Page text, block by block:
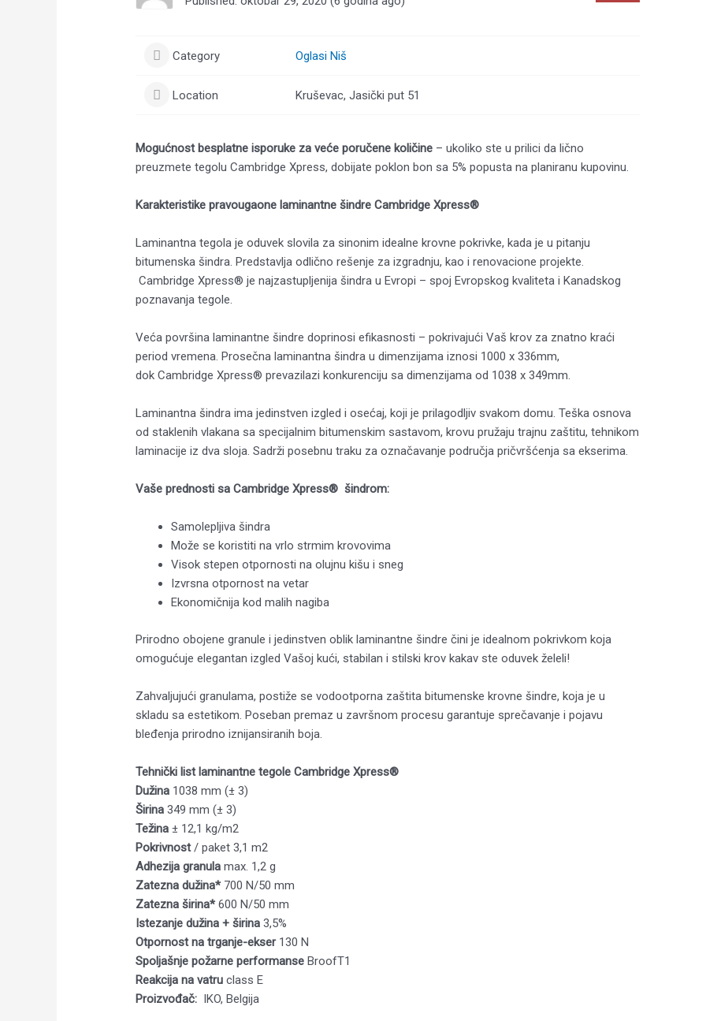
Category Oglasi Niš
Location Kruševac, Jasički put 51
Mogućnost besplatne isporuke za veće poručene količine – ukoliko ste u prilici da lično
preuzmete tegolu Cambridge Xpress, dobijate poklon bon sa 5% popusta na planiranu kupovinu.
Karakteristike pravougaone laminantne šindre Cambridge Xpress®
Laminantna tegola je oduvek slovila za sinonim idealne krovne pokrivke, kada je u pitanju
bitumenska šindra. Predstavlja odlično rešenje za izgradnju, kao i renovacione projekte.
Cambridge Xpress® je najzastupljenija šindra u Evropi – spoj Evropskog kvaliteta i Kanadskog
poznavanja tegole.
Veća površina laminantne šindre doprinosi efikasnosti – pokrivajući Vaš krov za znatno kraći
period vremena. Prosečna laminantna šindra u dimenzijama iznosi 1000 x 336mm,
dok Cambridge Xpress® prevazilazi konkurenciju sa dimenzijama od 1038 x 349mm.
Laminantna šindra ima jedinstven izgled i osećaj, koji je prilagodljiv svakom domu. Teška osnova
od staklenih vlakana sa specijalnim bitumenskim sastavom, krovu pružaju trajnu zaštitu, tehnikom
laminacije iz dva sloja. Sadrži posebnu traku za označavanje područja pričvršćenja sa ekserima.
Vaše prednosti sa Cambridge Xpress® šindrom:
Samolepljiva šindra
Može se koristiti na vrlo strmim krovovima
Visok stepen otpornosti na olujnu kišu i sneg
Izvrsna otpornost na vetar
Ekonomičnija kod malih nagiba
Prirodno obojene granule i jedinstven oblik laminantne šindre čini je idealnom pokrivkom koja
omogućuje elegantan izgled Vašoj kući, stabilan i stilski krov kakav ste oduvek želeli!
Zahvaljujući granulama, postiže se vodootporna zaštita bitumenske krovne šindre, koja je u
skladu sa estetikom. Poseban premaz u završnom procesu garantuje sprečavanje i pojavu
bleđenja prirodno iznijansiranih boja.
Tehnički list laminantne tegole Cambridge Xpress®
Dužina 1038 mm (± 3)
Širina 349 mm (± 3)
Težina ± 12,1 kg/m2
Pokrivnost/ paket 3,1 m2
Adhezija granula max. 1,2 g
Zatezna dužina*700 N/50 mm
Zatezna širina*600 N/50 mm
Istezanje dužina + širina 3,5%
Otpornost na trganje-ekser130 N
Spoljašnje požarne performanse BroofT1
Reakcija na vatru class E
Proizvođač: IKO, Belgija